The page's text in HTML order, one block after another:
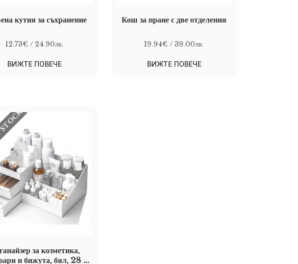
кутия за съхранение
12.73€ / 24.90лв.
ВИЖТЕ ПОВЕЧЕ
Кош за пране с две отделения
19.94€ / 39.00лв.
ВИЖТЕ ПОВЕЧЕ
за козметика,
и бижута, бял, 28 x